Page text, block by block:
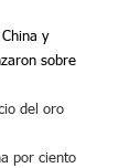
y
sobre
del oro
por ciento